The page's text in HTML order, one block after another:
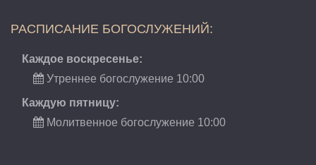
РАСПИСАНИЕ БОГОСЛУЖЕНИЙ:
Каждое воскресенье:
Утреннее богослужение 10:00
Каждую пятницу:
Молитвенное богослужение 10:00